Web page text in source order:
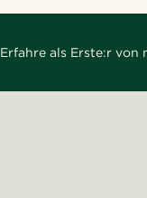
Erfahre als Erste:r von